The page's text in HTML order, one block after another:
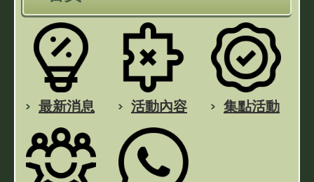
最新消息 活動內容 集點活動